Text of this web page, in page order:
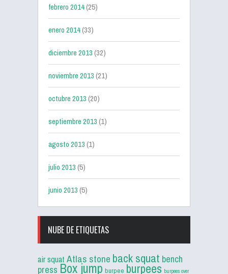
febrero 2014(25)
enero 2014(33)
diciembre 2013(32)
noviembre 2013(21)
octubre 2013(20)
septiembre 2013(1)
agosto 2013(1)
julio 2013(5)
junio 2013(5)
NUBE DE ETIQUETAS
air squat Atlas stone back squat bench
press Box jump burpee burpees burpees over